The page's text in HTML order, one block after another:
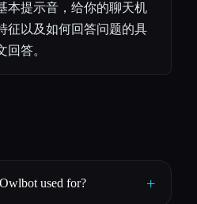
本提示音，给你的聊天机
征以及如何回答问题的具
答。
used for? +